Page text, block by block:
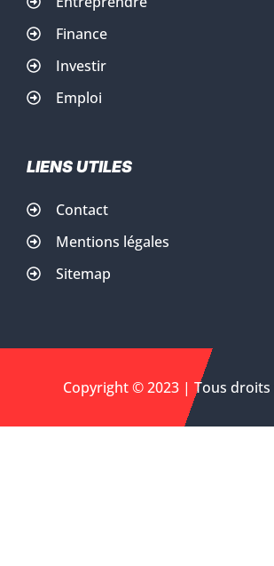
Finance
Investir
Emploi
LIENS UTILES
Contact
Mentions légales
Sitemap
Copyright © 2023 | Tous droits